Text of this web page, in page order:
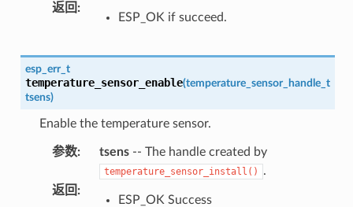
返回 :
ESP_OK if succeed.
esp_err_t
temperature_sensor_enable(temperature_sensor_handle_t
tsens)
Enable the temperature sensor.
参数: tsens-- The handle created by
temperature_sensor_install()
.
返回 :
ESP_OK Success